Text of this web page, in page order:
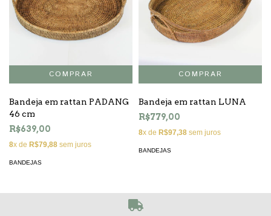
Bandeja em rattan PADANG
46 cm
R$639,00
8x de R$79,88 sem juros
BANDEJAS
Bandeja em rattan LUNA
R$779,00
8x de R$97,38 sem juros
BANDEJAS